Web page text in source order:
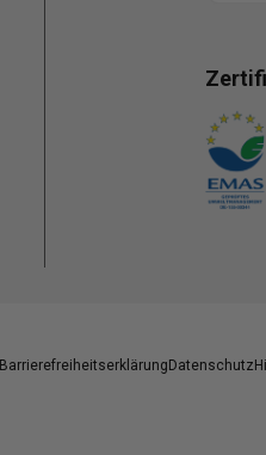
Barrierefreiheitserklärung Datenschutz